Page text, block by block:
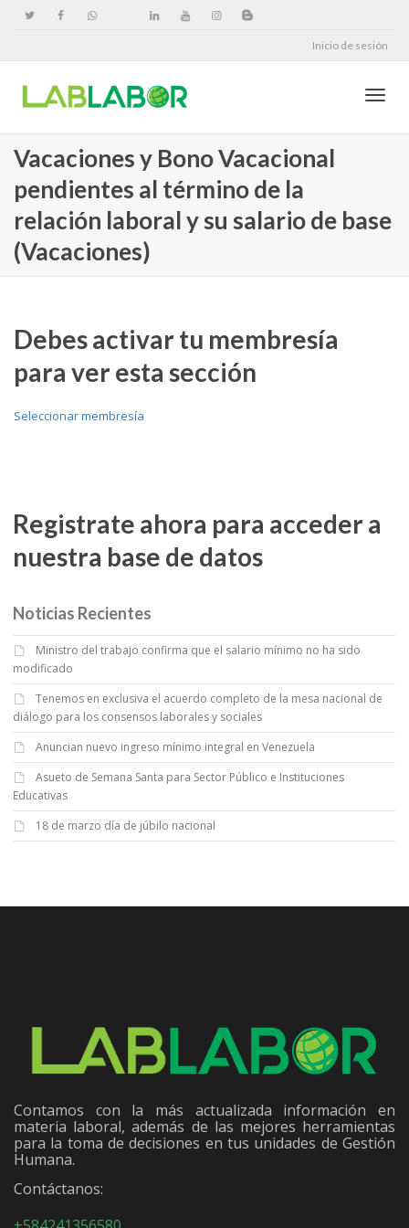
Inicio de sesión
Vacaciones y Bono Vacacional
pendientes al término de la
relación laboral y su salario de base
(Vacaciones)
Debes activar tu membresía
para ver esta sección
Seleccionar membresía
Registrate ahora para acceder a
nuestra base de datos
Noticias Recientes
Ministro del trabajo confirma que el salario mínimo no ha sido
modificado
Tenemos en exclusiva el acuerdo completo de la mesa nacional de
diálogo para los consensos laborales y sociales
Anuncian nuevo ingreso mínimo integral en Venezuela
Asueto de Semana Santa para Sector Público e Instituciones
Educativas
18 de marzo día de júbilo nacional
Contamos con la más actualizada información en
materia laboral, además de las mejores herramientas
para la toma de decisiones en tus unidades de Gestión
Humana.
Contáctanos: